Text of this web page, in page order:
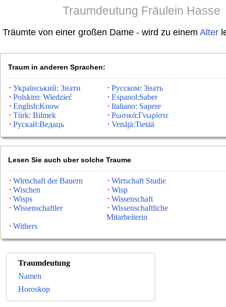
Traumdeutung Fräulein Hasse
Träumte von einer großen Dame - wird zu einem Alter
Traum in anderen Sprachen:
Український: Знати
Русском: Знать
Polskim: Wiedzieć
Espanol:Saber
English:Know
Italiano: Sapere
Türk: Bilmek
Ρωσικά:Γνωρίστε
Рускай:Ведаць
Venäjä:Tietää
Lesen Sie auch uber solche Traume
Wirtschaft der Bauern
Wirtschaft Studie
Wischen
Wisp
Wisps
Wissenschaft
Wissenschaftler
Wissenschaftliche
Mitarbeiterin
Withers
Traumdeutung
Namen
Horoskop